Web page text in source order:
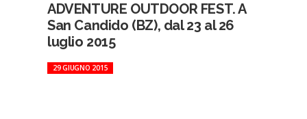
ADVENTURE OUTDOOR FEST. A
San Candido (BZ), dal 23 al 26
luglio 2015
29 GIUGNO 2015